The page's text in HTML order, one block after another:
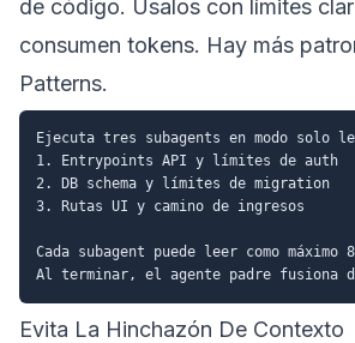
de código. Úsalos con límites
consumen tokens. Hay más
Patterns.
Ejecuta tres subagents en modo solo
1. Entrypoints API y límites de auth
2. DB schema y límites de migration
3. Rutas UI y camino de ingresos
Cada subagent puede leer como
Evita La Hinchazón De Contexto